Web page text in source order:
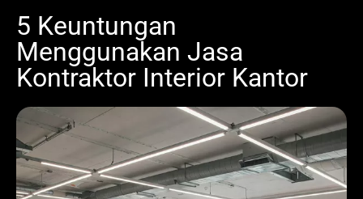
5 Keuntungan
Menggunakan Jasa
Kontraktor Interior Kantor